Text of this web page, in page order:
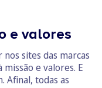
e valores
sites das marcas
e valores. E
Afinal, todas as